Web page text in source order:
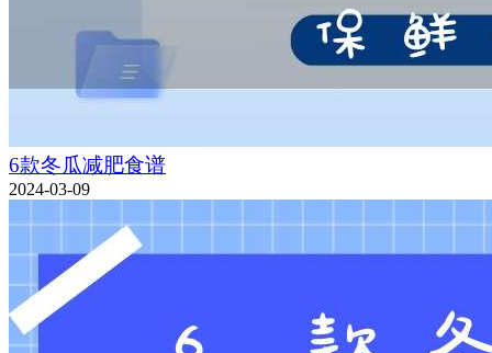
6款冬瓜减肥食谱
2024-03-09